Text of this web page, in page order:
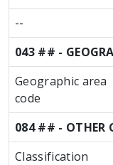
--
043 ## -
Geographic area
code
084 ## - OTHER
Classification